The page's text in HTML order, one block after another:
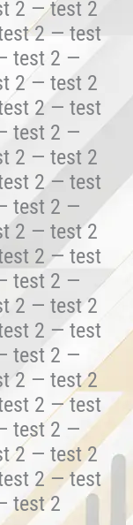
2 — test 2
2 — test
test 2 —
2 — test 2
2 — test
test 2 —
2 — test 2
2 — test
test 2 —
2 — test 2
2 — test
test 2 —
2 — test 2
2 — test
test 2 —
2 — test 2
2 — test
test 2 —
2 — test 2
2 — test
test 2